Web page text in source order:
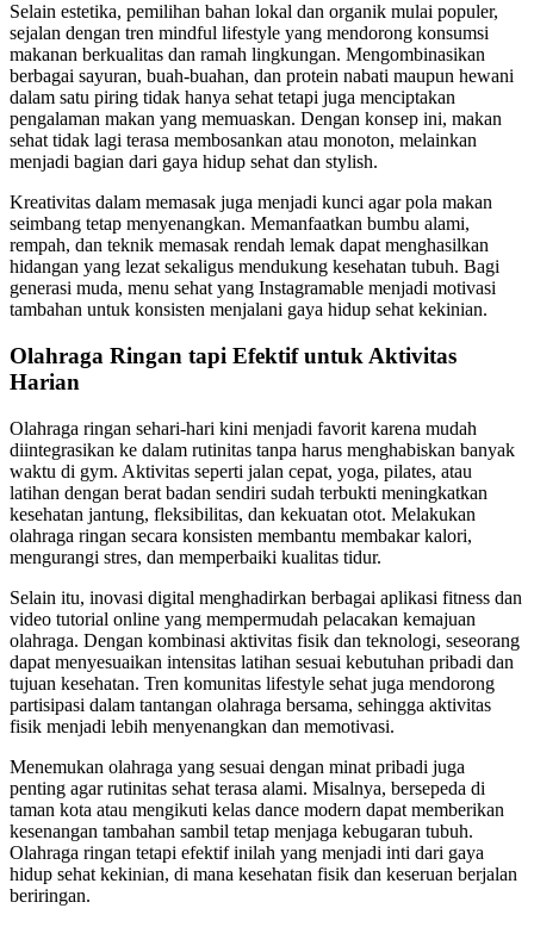
Selain estetika, pemilihan bahan lokal dan organik mulai populer,
sejalan dengan tren mindful lifestyle yang mendorong konsumsi
makanan berkualitas dan ramah lingkungan. Mengombinasikan
berbagai sayuran, buah-buahan, dan protein nabati maupun hewani
dalam satu piring tidak hanya sehat tetapi juga menciptakan
pengalaman makan yang memuaskan. Dengan konsep ini, makan
sehat tidak lagi terasa membosankan atau monoton, melainkan
menjadi bagian dari gaya hidup sehat dan stylish.
Kreativitas dalam memasak juga menjadi kunci agar pola makan
seimbang tetap menyenangkan. Memanfaatkan bumbu alami,
rempah, dan teknik memasak rendah lemak dapat menghasilkan
hidangan yang lezat sekaligus mendukung kesehatan tubuh. Bagi
generasi muda, menu sehat yang Instagramable menjadi motivasi
tambahan untuk konsisten menjalani gaya hidup sehat kekinian.
Olahraga Ringan tapi Efektif untuk Aktivitas
Harian
Olahraga ringan sehari-hari kini menjadi favorit karena mudah
diintegrasikan ke dalam rutinitas tanpa harus menghabiskan banyak
waktu di gym. Aktivitas seperti jalan cepat, yoga, pilates, atau
latihan dengan berat badan sendiri sudah terbukti meningkatkan
kesehatan jantung, fleksibilitas, dan kekuatan otot. Melakukan
olahraga ringan secara konsisten membantu membakar kalori,
mengurangi stres, dan memperbaiki kualitas tidur.
Selain itu, inovasi digital menghadirkan berbagai aplikasi fitness dan
video tutorial online yang mempermudah pelacakan kemajuan
olahraga. Dengan kombinasi aktivitas fisik dan teknologi, seseorang
dapat menyesuaikan intensitas latihan sesuai kebutuhan pribadi dan
tujuan kesehatan. Tren komunitas lifestyle sehat juga mendorong
partisipasi dalam tantangan olahraga bersama, sehingga aktivitas
fisik menjadi lebih menyenangkan dan memotivasi.
Menemukan olahraga yang sesuai dengan minat pribadi juga
penting agar rutinitas sehat terasa alami. Misalnya, bersepeda di
taman kota atau mengikuti kelas dance modern dapat memberikan
kesenangan tambahan sambil tetap menjaga kebugaran tubuh.
Olahraga ringan tetapi efektif inilah yang menjadi inti dari gaya
hidup sehat kekinian, di mana kesehatan fisik dan keseruan berjalan
beriringan.